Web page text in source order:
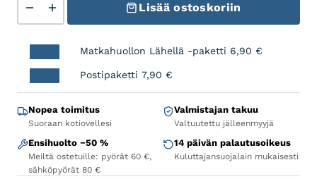
Lisää ostoskoriin
Matkahuollon Lähellä -paketti 6,90 €
Postipaketti 7,90 €
Nopea toimitus
Suoraan kotiovellesi
Valmistajan takuu
Valtuutettu jälleenmyyjä
Ensihuolto −50 %
Meiltä ostetuille: pyörät 60 €,
sähköpyörät 80 €
14 päivän palautusoikeus
Kuluttajansuojalain mukaisesti